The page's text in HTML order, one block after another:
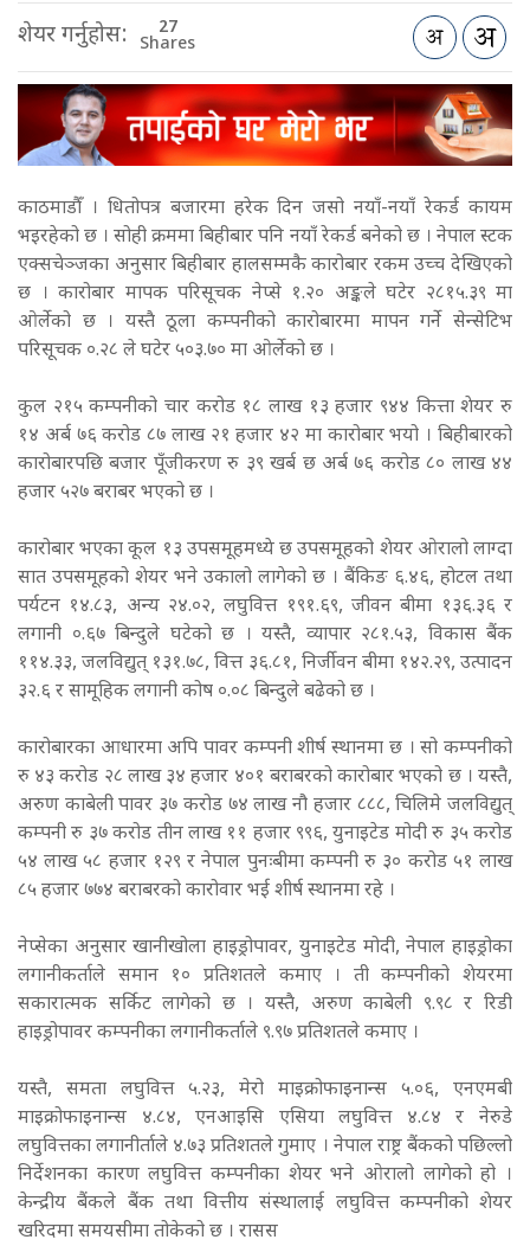
शेयर गर्नुहोस: 27
Shares
काठमाडौँ । धितोपत्र बजारमा हरेक दिन जसो नयाँ-नयाँ रेकर्ड कायम
भइरहेको छ । सोही क्रममा बिहीबार पनि नयाँ रेकर्ड बनेको छ । नेपाल स्टक
एक्सचेञ्जका अनुसार बिहीबार हालसम्मकै कारोबार रकम उच्च देखिएको
छ । कारोबार मापक परिसूचक नेप्से १.२० अङ्कले घटेर २८१५.३९ मा
ओर्लेको छ । यस्तै ठूला कम्पनीको कारोबारमा मापन गर्ने सेन्सेटिभ
परिसूचक ०.२८ ले घटेर ५०३.७० मा ओर्लेको छ ।
कुल २१५ कम्पनीको चार करोड १८ लाख १३ हजार ९४४ कित्ता शेयर रु
१४ अर्ब ७६ करोड ८७ लाख २१ हजार ४२ मा कारोबार भयो । बिहीबारको
कारोबारपछि बजार पूँजीकरण रु ३९ खर्ब छ अर्ब ७६ करोड ८० लाख ४४
हजार ५२७ बराबर भएको छ ।
कारोबार भएका कूल १३ उपसमूहमध्ये छ उपसमूहको शेयर ओरालो लाग्दा
सात उपसमूहको शेयर भने उकालो लागेको छ । बैंकिङ ६.४६, होटल तथा
पर्यटन १४.८३, अन्य २४.०२, लघुवित्त १९१.६९, जीवन बीमा १३६.३६ र
लगानी ०.६७ बिन्दुले घटेको छ । यस्तै, व्यापार २८१.५३, विकास बैंक
११४.३३, जलविद्युत् १३१.७८, वित्त ३६.८१, निर्जीवन बीमा १४२.२९, उत्पादन
३२.६ र सामूहिक लगानी कोष ०.०८ बिन्दुले बढेको छ ।
कारोबारका आधारमा अपि पावर कम्पनी शीर्ष स्थानमा छ । सो कम्पनीको
रु ४३ करोड २८ लाख ३४ हजार ४०१ बराबरको कारोबार भएको छ । यस्तै,
अरुण काबेली पावर ३७ करोड ७४ लाख नौ हजार ८८८, चिलिमे जलविद्युत्
कम्पनी रु ३७ करोड तीन लाख ११ हजार ९९६, युनाइटेड मोदी रु ३५ करोड
५४ लाख ५८ हजार १२९ र नेपाल पुनःबीमा कम्पनी रु ३० करोड ५१ लाख
८५ हजार ७७४ बराबरको कारोवार भई शीर्ष स्थानमा रहे ।
नेप्सेका अनुसार खानीखोला हाइड्रोपावर, युनाइटेड मोदी, नेपाल हाइड्रोका
लगानीकर्ताले समान १० प्रतिशतले कमाए । ती कम्पनीको शेयरमा
सकारात्मक सर्किट लागेको छ । यस्तै, अरुण काबेली ९.९८ र रिडी
हाइड्रोपावर कम्पनीका लगानीकर्ताले ९.९७ प्रतिशतले कमाए ।
यस्तै, समता लघुवित्त ५.२३, मेरो माइक्रोफाइनान्स ५.०६, एनएमबी
माइक्रोफाइनान्स ४.८४, एनआइसि एसिया लघुवित्त ४.८४ र नेरुडे
लघुवित्तका लगानीर्ताले ४.७३ प्रतिशतले गुमाए । नेपाल राष्ट्र बैंकको पछिल्लो
निर्देशनका कारण लघुवित्त कम्पनीका शेयर भने ओरालो लागेको हो ।
केन्द्रीय बैंकले बैंक तथा वित्तीय संस्थालाई लघुवित्त कम्पनीको शेयर
खरिदमा समयसीमा तोकेको छ । रासस